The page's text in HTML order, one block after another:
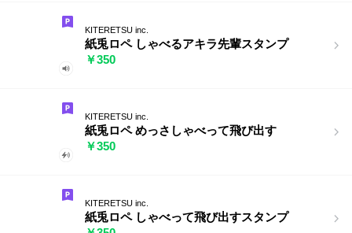
KITERETSU inc.
紙兎ロペ しゃべるアキラ先輩スタンプ
￥350
KITERETSU inc.
紙兎ロペ めっさしゃべって飛び出す
￥350
KITERETSU inc.
紙兎ロペ しゃべって飛び出すスタンプ